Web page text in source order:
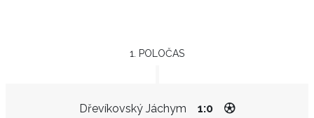
1. POLOČAS
Dřevíkovský Jáchym 1:0